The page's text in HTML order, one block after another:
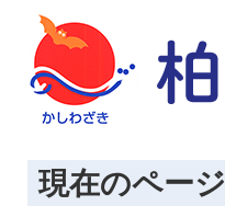
現在のページ